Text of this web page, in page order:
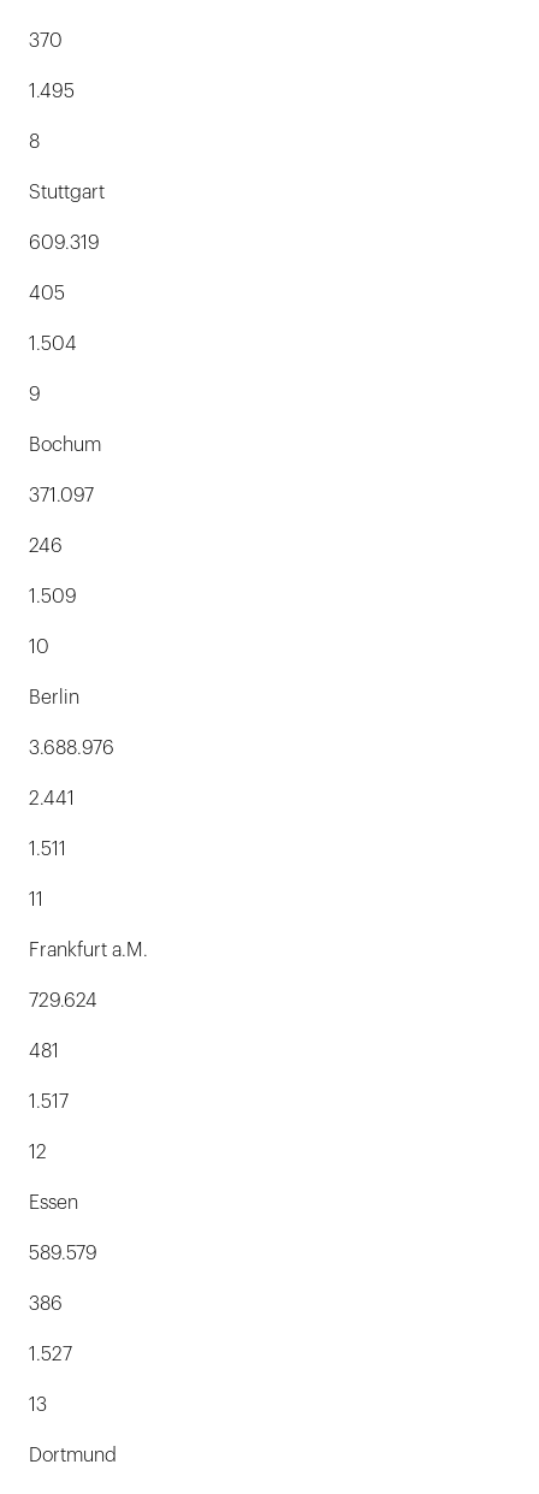
370
1.495
8
Stuttgart
609.319
405
1.504
9
Bochum
371.097
246
1.509
10
Berlin
3.688.976
2.441
1.511
11
Frankfurt a.M.
729.624
481
1.517
12
Essen
589.579
386
1.527
13
Dortmund